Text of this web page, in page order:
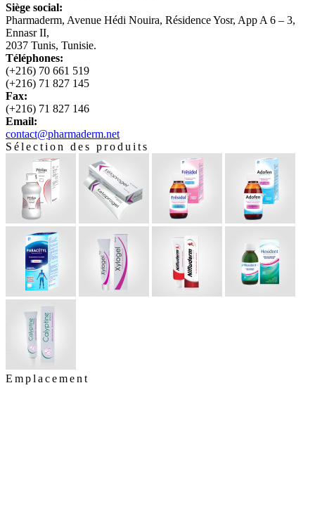
Siège social:
Pharmaderm, Avenue Hédi Nouira, Résidence Yosr, App A 6 – 3,
Ennasr II,
2037 Tunis, Tunisie.
Téléphones:
(+216) 70 661 519
(+216) 71 827 145
Fax:
(+216) 71 827 146
Email:
contact@pharmaderm.net
Sélection des produits
Emplacement